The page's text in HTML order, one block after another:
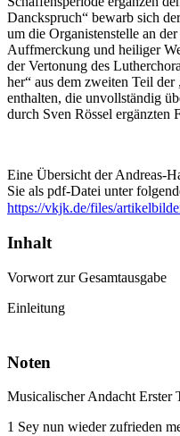
Danckspruch“ bewarb sich
um die Organistenstelle an
Auffmerckung und heiliger
der Vertonung des
her“ aus dem zweiten Teil
enthalten, die unvollständig
durch Sven Rössel ergänzten
Eine Übersicht der Andreas-
Sie als pdf-Datei unter
https://vkjk.de/files/
Inhalt
Vorwort zur Gesamtausgabe
Einleitung
Noten
Musicalischer Andacht
1 Sey nun wieder zufrieden